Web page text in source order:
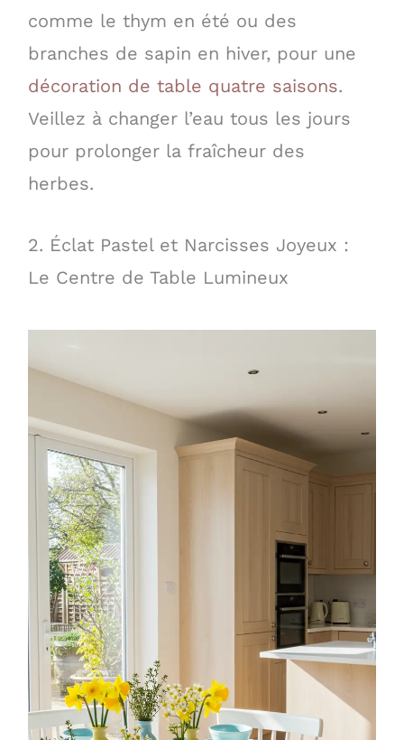
comme le thym en été ou des
branches de sapin en hiver, pour une
décoration de table quatre saisons.
Veillez à changer l’eau tous les jours
pour prolonger la fraîcheur des
herbes.
2. Éclat Pastel et Narcisses Joyeux :
Le Centre de Table Lumineux